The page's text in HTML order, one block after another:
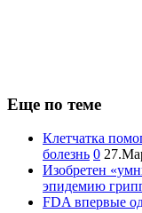
Еще по теме
Клетчатка
болезнь 0
Изобретен
эпидемию
FDA впервые